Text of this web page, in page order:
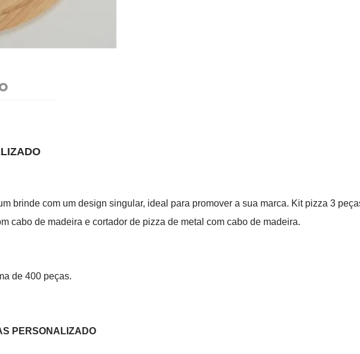
brinde com um design singular, ideal para promover a sua marca. Kit pizza 3
cabo de madeira e cortador de pizza de metal com cabo de madeira.
de 400 peças.
PERSONALIZADO